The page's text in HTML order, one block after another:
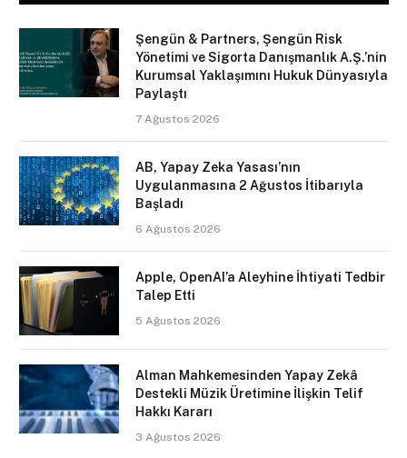
Şengün & Partners, Şengün Risk
Yönetimi ve Sigorta Danışmanlık A.Ş.’nin
Kurumsal Yaklaşımını Hukuk Dünyasıyla
Paylaştı
7 Ağustos 2026
AB, Yapay Zeka Yasası’nın
Uygulanmasına 2 Ağustos İtibarıyla
Başladı
6 Ağustos 2026
Apple, OpenAI’a Aleyhine İhtiyati Tedbir
Talep Etti
5 Ağustos 2026
Alman Mahkemesinden Yapay Zekâ
Destekli Müzik Üretimine İlişkin Telif
Hakkı Kararı
3 Ağustos 2026